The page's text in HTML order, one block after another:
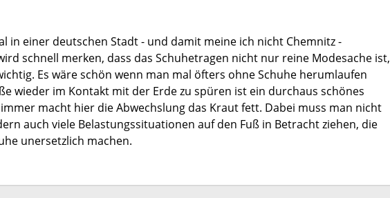
in einer deutschen Stadt - und damit meine ich nicht Chemnitz -
schnell merken, dass das Schuhetragen nicht nur reine Modesache ist,
Es wäre schön wenn man mal öfters ohne Schuhe herumlaufen
wieder im Kontakt mit der Erde zu spüren ist ein durchaus schönes
macht hier die Abwechslung das Kraut fett. Dabei muss man nicht
auch viele Belastungssituationen auf den Fuß in Betracht ziehen, die
unersetzlich machen.